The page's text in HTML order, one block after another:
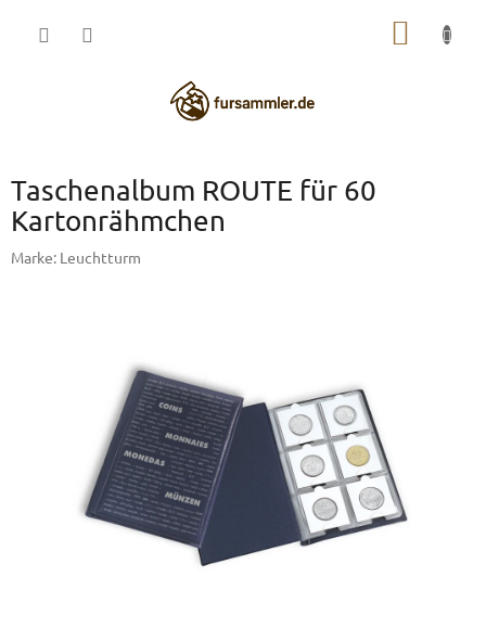
Taschenalbum ROUTE für 60
Kartonrähmchen
Marke: Leuchtturm